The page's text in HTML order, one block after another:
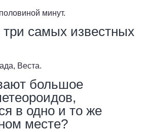
минут.
самых известных
Веста.
большое
в одно и то же
месте?